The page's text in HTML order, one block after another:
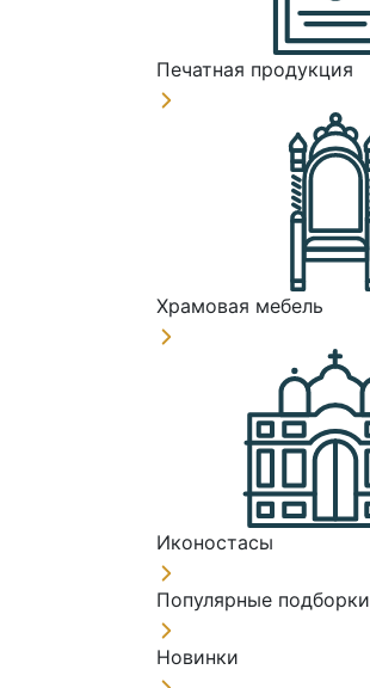
Печатная продукция
Храмовая мебель
Иконостасы
Популярные подборки
Новинки